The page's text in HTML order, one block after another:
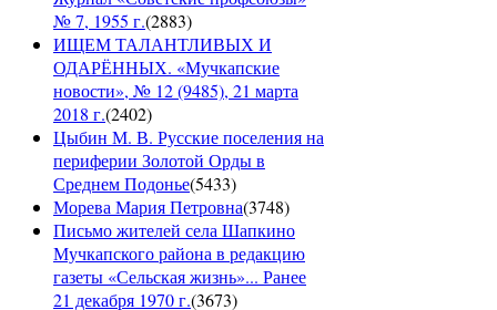
№ 7, 1955 г.(2883)
ИЩЕМ ТАЛАНТЛИВЫХ И
ОДАРЁННЫХ. «Мучкапские
новости», № 12 (9485), 21 марта
2018 г.(2402)
Цыбин М. В. Русские поселения на
периферии Золотой Орды в
Среднем Подонье(5433)
Морева Мария Петровна(3748)
Письмо жителей села Шапкино
Мучкапского района в редакцию
газеты «Сельская жизнь»... Ранее
21 декабря 1970 г.(3673)